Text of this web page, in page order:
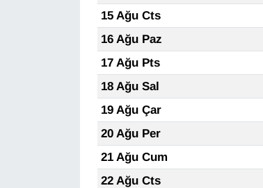
15 Ağu Cts
16 Ağu Paz
17 Ağu Pts
18 Ağu Sal
19 Ağu Çar
20 Ağu Per
21 Ağu Cum
22 Ağu Cts